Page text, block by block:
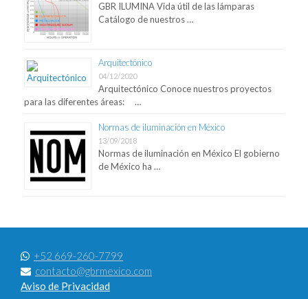
GBR ILUMINA Vida útil de las lámparas
Catálogo de nuestros …
Arquitectónico
04/12/2020
Arquitectónico Conoce nuestros proyectos
para las diferentes áreas: …
Normas de iluminación en México
13/09/2018
Normas de iluminación en México El gobierno
de México ha …
+52 669-260-7799
contacto@gbrmexico.com
Aviso de Privacidad